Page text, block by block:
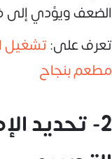
الضعف ويؤدي إلى
تعرف على:تشغيل
مطعم بنجاح
2- تحديد